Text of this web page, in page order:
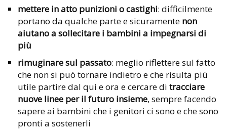
mettere in atto punizioni o castighi: difficilmente
portano da qualche parte e sicuramente non
aiutano a sollecitare i bambini a impegnarsi di
più
rimuginare sul passato: meglio riflettere sul fatto
che non si può tornare indietro e che risulta più
utile partire dal qui e ora e cercare di tracciare
nuove linee per il futuro insieme, sempre facendo
sapere ai bambini che i genitori ci sono e che sono
pronti a sostenerli